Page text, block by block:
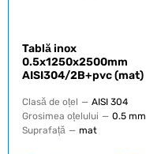
Tablă inox
0.5x1250x2500mm
AISI304/2B+pvc (mat)
Clasă de oțel — AISI 304
Grosimea oțelului — 0.5 mm
Suprafață — mat